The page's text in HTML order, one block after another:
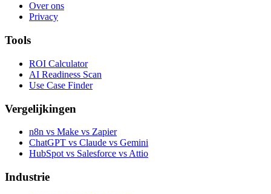
Over ons
Privacy
Tools
ROI Calculator
AI Readiness Scan
Use Case Finder
Vergelijkingen
n8n vs Make vs Zapier
ChatGPT vs Claude vs Gemini
HubSpot vs Salesforce vs Attio
Industrie